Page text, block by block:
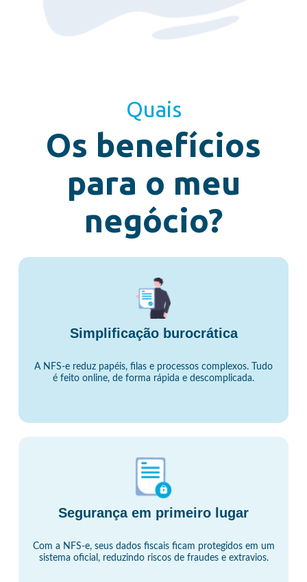
Quais
Os benefícios
para o meu
negócio?
Simplificação burocrática
A NFS-e reduz papéis, filas e processos complexos. Tudo
é feito online, de forma rápida e descomplicada.
Segurança em primeiro lugar
Com a NFS-e, seus dados fiscais ficam protegidos em um
sistema oficial, reduzindo riscos de fraudes e extravios.